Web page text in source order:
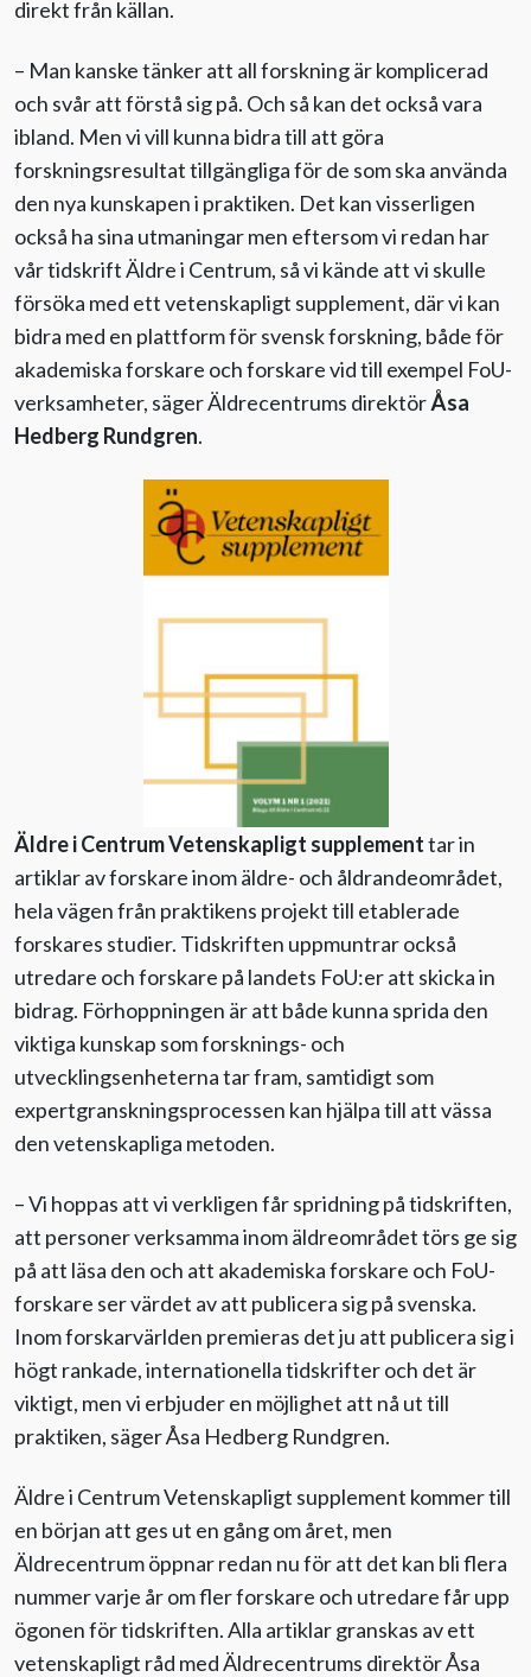
direkt från källan.
– Man kanske tänker att all forskning är komplicerad
och svår att förstå sig på. Och så kan det också vara
ibland. Men vi vill kunna bidra till att göra
forskningsresultat tillgängliga för de som ska använda
den nya kunskapen i praktiken. Det kan visserligen
också ha sina utmaningar men eftersom vi redan har
vår tidskrift Äldre i Centrum, så vi kände att vi skulle
försöka med ett vetenskapligt supplement, där vi kan
bidra med en plattform för svensk forskning, både för
akademiska forskare och forskare vid till exempel FoU-
verksamheter, säger Äldrecentrums direktörÅsa
Hedberg Rundgren.
Äldre i Centrum Vetenskapligt supplementtar in
artiklar av forskare inom äldre- och åldrandeområdet,
hela vägen från praktikens projekt till etablerade
forskares studier. Tidskriften uppmuntrar också
utredare och forskare på landets FoU:er att skicka in
bidrag. Förhoppningen är att både kunna sprida den
viktiga kunskap som forsknings- och
utvecklingsenheterna tar fram, samtidigt som
expertgranskningsprocessen kan hjälpa till att vässa
den vetenskapliga metoden.
­– Vi hoppas att vi verkligen får spridning på tidskriften,
att personer verksamma inom äldreområdet törs ge sig
på att läsa den och att akademiska forskare och FoU-
forskare ser värdet av att publicera sig på svenska.
Inom forskarvärlden premieras det ju att publicera sig i
högt rankade, internationella tidskrifter och det är
viktigt, men vi erbjuder en möjlighet att nå ut till
praktiken, säger Åsa Hedberg Rundgren.
Äldre i Centrum Vetenskapligt supplement kommer till
en början att ges ut en gång om året, men
Äldrecentrum öppnar redan nu för att det kan bli flera
nummer varje år om fler forskare och utredare får upp
ögonen för tidskriften. Alla artiklar granskas av ett
vetenskapligt råd med Äldrecentrums direktör Åsa